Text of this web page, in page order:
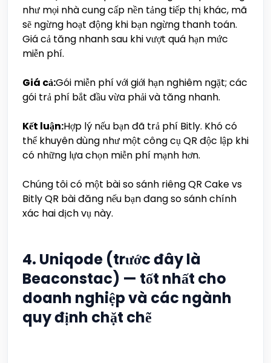
như mọi nhà cung cấp nền tảng tiếp thị khác, mã
sẽ ngừng hoạt động khi bạn ngừng thanh toán.
Giá cả tăng nhanh sau khi vượt quá hạn mức
miễn phí.
Giá cả:Gói miễn phí với giới hạn nghiêm ngặt; các
gói trả phí bắt đầu vừa phải và tăng nhanh.
Kết luận:Hợp lý nếu bạn đã trả phí Bitly. Khó có
thể khuyên dùng như một công cụ QR độc lập khi
có những lựa chọn miễn phí mạnh hơn.
Chúng tôi có một bài so sánh riêng QR Cake vs
Bitly QR bài đăng nếu bạn đang so sánh chính
xác hai dịch vụ này.
4. Uniqode (trước đây là
Beaconstac) — tốt nhất cho
doanh nghiệp và các ngành
quy định chặt chẽ